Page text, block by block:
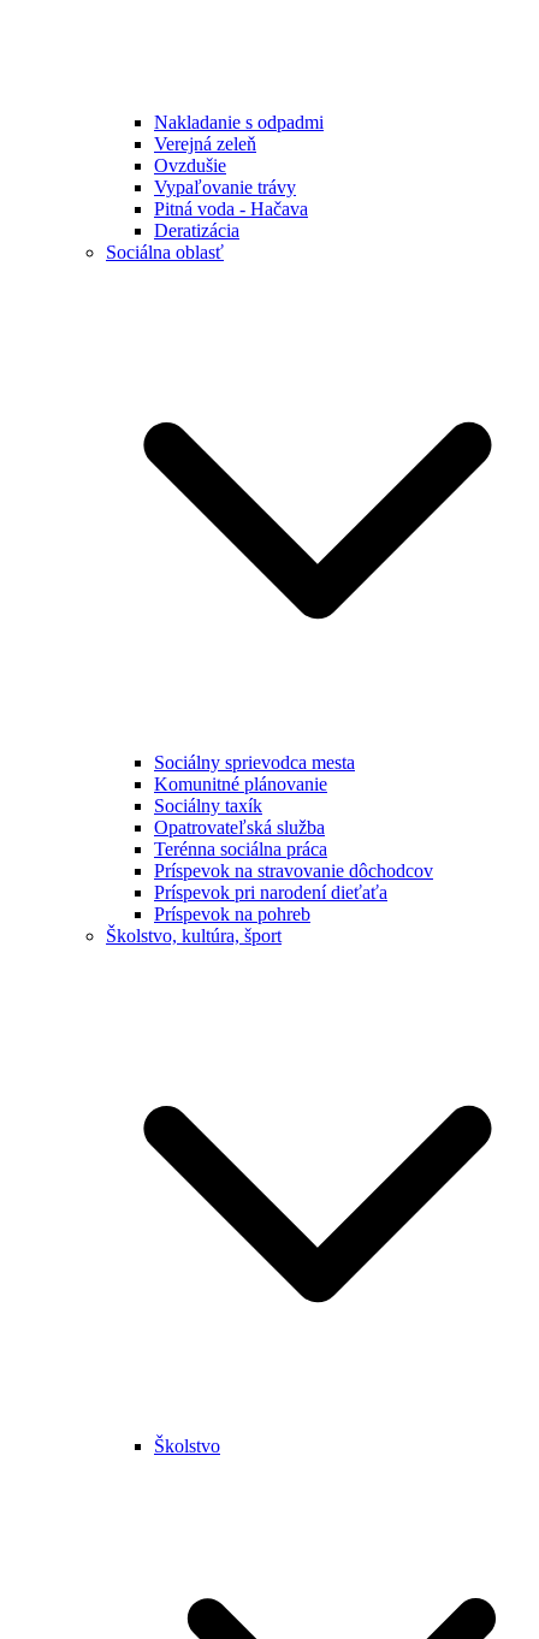
Nakladanie s odpadmi
Verejná zeleň
Ovzdušie
Vypaľovanie trávy
Pitná voda - Hačava
Deratizácia
Sociálna oblasť
Sociálny sprievodca mesta
Komunitné plánovanie
Sociálny taxík
Opatrovateľská služba
Terénna sociálna práca
Príspevok na stravovanie dôchodcov
Príspevok pri narodení dieťaťa
Príspevok na pohreb
Školstvo, kultúra, šport
Školstvo